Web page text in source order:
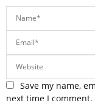
Save my name,
next time I comment.